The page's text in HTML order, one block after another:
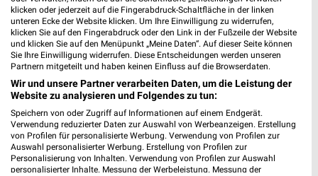
28,8 km
Angebote ab 08.08.
Gültig bis Fr. 14.08.
28,8 km
Küchen Preishits!
Gültig bis Fr. 21.08.
klicken oder jederzeit auf die Fingerabdruck-Schaltfläche in der linken
unteren Ecke der Website klicken. Um Ihre Einwilligung zu widerrufen,
klicken Sie auf den Fingerabdruck oder den Link in der Fußzeile der Website
und klicken Sie auf den Menüpunkt „Meine Daten“. Auf dieser Seite können
Sie Ihre Einwilligung widerrufen. Diese Entscheidungen werden unseren
Partnern mitgeteilt und haben keinen Einfluss auf die Browserdaten.
Wir und unsere Partner verarbeiten Daten, um die Leistung der
Website zu analysieren und Folgendes zu tun:
Speichern von oder Zugriff auf Informationen auf einem Endgerät.
Verwendung reduzierter Daten zur Auswahl von Werbeanzeigen. Erstellung
von Profilen für personalisierte Werbung. Verwendung von Profilen zur
Auswahl personalisierter Werbung. Erstellung von Profilen zur
Personalisierung von Inhalten. Verwendung von Profilen zur Auswahl
personalisierter Inhalte. Messung der Werbeleistung. Messung der